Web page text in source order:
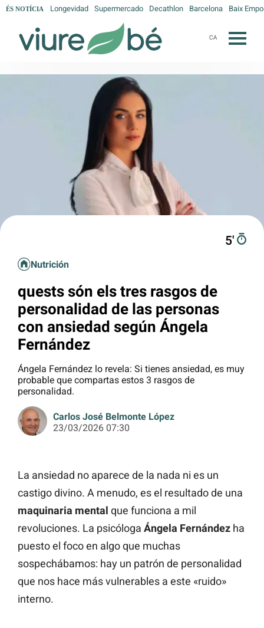
ÉS NOTÍCIA Longevidad Supermercado Decathlon Barcelona Baix
CA
5′
Nutrición
quests són els tres rasgos de
personalidad de las personas
con ansiedad según Ángela
Fernández
Ángela Fernández lo revela: Si tienes ansiedad, es muy
probable que compartas estos 3 rasgos de
personalidad.
Carlos José Belmonte López
23/03/2026 07:30
La ansiedad no aparece de la nada ni es un
castigo divino. A menudo, es el resultado de una
maquinaria mental que funciona a mil
revoluciones. La psicóloga Ángela Fernández ha
puesto el foco en algo que muchas
sospechábamos: hay un patrón de personalidad
que nos hace más vulnerables a este «ruido»
interno.